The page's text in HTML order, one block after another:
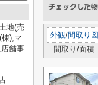
外観/間取り図
間取り/面積
地(売
),マ
舗事